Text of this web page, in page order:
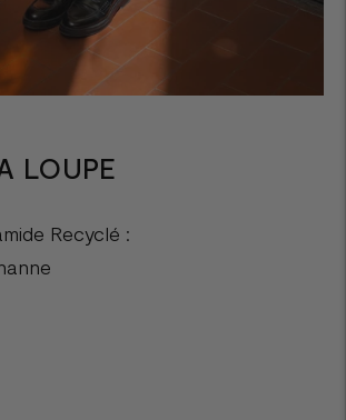
LOUPE
Recyclé :